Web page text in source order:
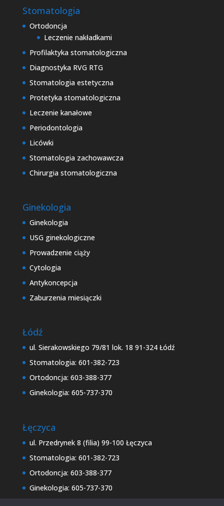
Stomatologia
Ortodoncja
Leczenie nakładkami
Profilaktyka stomatologiczna
Diagnostyka RVG RTG
Stomatologia estetyczna
Protetyka stomatologiczna
Leczenie kanałowe
Periodontologia
Licówki
Stomatologia zachowawcza
Chirurgia stomatologiczna
Ginekologia
Ginekologia
USG ginekologiczne
Prowadzenie ciąży
Cytologia
Antykoncepcja
Zaburzenia miesiączki
Łódź
ul. Sierakowskiego 79/81 lok. 18 91-324 Łódź
Stomatologia: 601-382-723
Ortodoncja: 603-388-377
Ginekologia: 605-737-370
Łęczyca
ul. Przedrynek 8 (filia) 99-100 Łęczyca
Stomatologia: 601-382-723
Ortodoncja: 603-388-377
Ginekologia: 605-737-370